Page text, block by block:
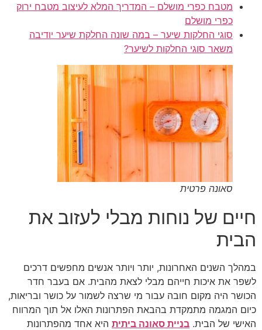
מטבח כפרי מושלם – המדריך המלא לעיצוב מטבח ירוק
כפרי מושלם
סוגי החלקות שיער – במה שונה החלקת שיער יודיבה
משאר סוגי החלקות לשיער?
סאונה פרטית
חיים של נוחות מבלי לעזוב את
הבית
במהלך השנים האחרונות, יותר ויותר אנשים מחפשים דרכים
לשפר את איכות חייהם מבלי לצאת מהבית. אם בעבר חדר
הכושר היה מקום חובה עבור מי שרצה לשמור על כושר ובריאות,
כיום המגמה מתמקדת בהבאת הפתרונות האלו אל תוך המרווח
האישי של הבית. בניית סאונה ביתית היא אחד מהפתרונות